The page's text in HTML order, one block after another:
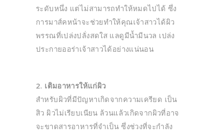
ระดับหนึ่ง แต่ไม่สามารถทำให้หมดไปได้ ซึ่ง
การมาส์คหน้าจะช่วยทำให้คุณเจ้าสาวได้ผิว
พรรณที่เปล่งปลั่งสดใส แลดูมีน้ำมีนวล เปล่ง
ประกายออร่าเจ้าสาวได้อย่างแน่นอน
2. เติมอาหารให้แก่ผิว
สำหรับผิวที่มีปัญหาเกิดจากความเครียด เป็น
สิว ผิวไม่เรียบเนียน ล้วนแล้วเกิดจากผิวที่อาจ
จะขาดสารอาหารที่จำเป็น ซึ่งช่วงที่จะกำลัง